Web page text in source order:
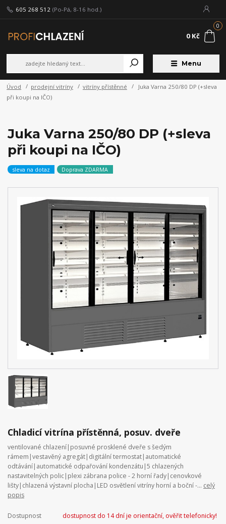
Menu
605 268 512 (Po-Pá, 8-16 hod.)
0
0 Kč
Úvod prodejní vitríny vitríny přístěnné
Juka Varna 250/80 DP (+sleva
při koupi na IČO)
Juka Varna 250/80 DP (+sleva
při koupi na IČO)
sleva na dotaz Doprava ZDARMA
Chladicí vitrína přístěnná, posuv. dveře
ventilované chlazení|posuvné prosklené dveře s šedým
rámem|vestavěný agregát|digitální termostat|automatické
odtávání|automatické odpařování kondenzátu|5 chlazených
nastavitelných polic|plexi zábrana police - 2 horní řady|cenovkové
lišty|chlazená výstavní plocha|LED osvětlení vitríny horní a boční -... celý
popis
Dostupnost dostupnost do 14 dní je orientační, ověřit telefonicky!